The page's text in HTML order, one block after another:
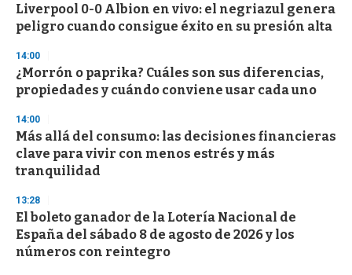
Liverpool 0-0 Albion en vivo: el negriazul genera
peligro cuando consigue éxito en su presión alta
14:00
¿Morrón o paprika? Cuáles son sus diferencias,
propiedades y cuándo conviene usar cada uno
14:00
Más allá del consumo: las decisiones financieras
clave para vivir con menos estrés y más
tranquilidad
13:28
El boleto ganador de la Lotería Nacional de
España del sábado 8 de agosto de 2026 y los
números con reintegro